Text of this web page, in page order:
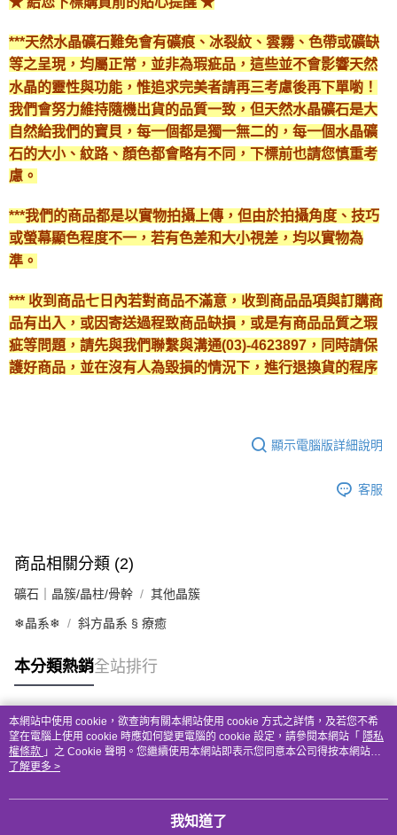
***天然水晶礦石難免會有礦痕、冰裂紋、雲霧、色帶或礦缺
等之呈現，均屬正常，並非為瑕疵品，這些並不會影響天然
水晶的靈性與功能，惟追求完美者請再三考慮後再下單喲！
我們會努力維持隨機出貨的品質一致，但天然水晶礦石是大
自然給我們的寶貝，每一個都是獨一無二的，每一個水晶礦
石的大小、紋路、顏色都會略有不同，下標前也請您慎重考
慮。
***我們的商品都是以實物拍攝上傳，但由於拍攝角度、技巧
或螢幕顯色程度不一，若有色差和大小視差，均以實物為
準。
*** 收到商品七日內若對商品不滿意，收到商品品項與訂購商
品有出入，或因寄送過程致商品缺損，或是有商品品質之瑕
疵等問題，請先與我們聯繫與溝通(03)-4623897，同時請保
護好商品，並在沒有人為毀損的情況下，進行退換貨的程序
顯示電腦版詳細說明
客服
商品相關分類 (2)
礦石｜晶簇/晶柱/骨幹 其他晶簇
❄晶系❄ 斜方晶系 § 療癒
本分類熱銷全站排行
熱門標籤
本網站中使用 cookie，欲查詢有關本網站使用 cookie 方式之詳情，及若您不希
望在電腦上使用 cookie 時應如何變更電腦的 cookie 設定，請參閱本網站「 隱私
權條款 」之 Cookie 聲明。您繼續使用本網站即表示您同意本公司得按本網站使
用條款之 Cookie 聲明使用 cookie。
了解更多 >
我知道了